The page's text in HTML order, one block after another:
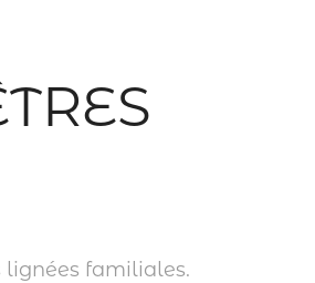
lignées familiales.